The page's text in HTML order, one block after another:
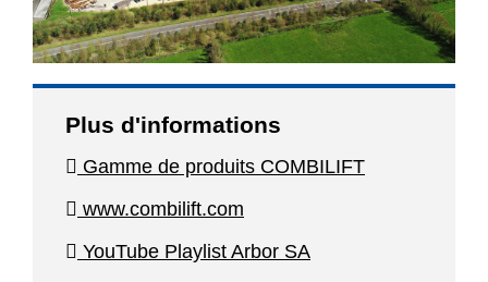
Plus d'informations
Gamme de produits COMBILIFT
www.combilift.com
YouTube Playlist Arbor SA